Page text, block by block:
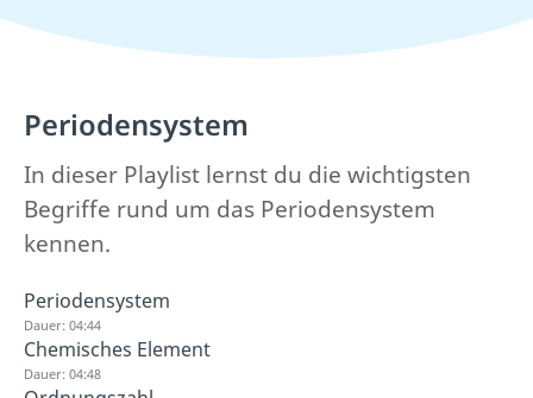
Periodensystem
In dieser Playlist lernst du die wichtigsten
Begriffe rund um das Periodensystem
kennen.
Periodensystem
Dauer: 04:44
Chemisches Element
Dauer: 04:48